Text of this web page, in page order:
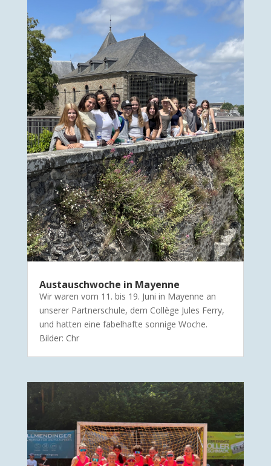
Austauschwoche in Mayenne
Wir waren vom 11. bis 19. Juni in Mayenne an
unserer Partnerschule, dem Collège Jules Ferry,
und hatten eine fabelhafte sonnige Woche.
Bilder: Chr